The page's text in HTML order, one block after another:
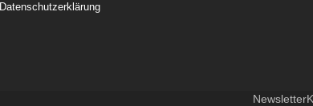
Datenschutzerklärung
Newsletter